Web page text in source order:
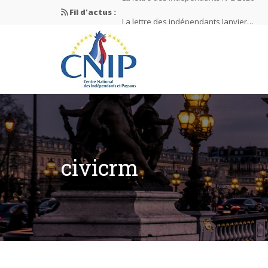
Fil d'actus :
La lettre des indépendants Juin…
Mission nationale ÉLECTIONS
La lettre des indépendants N°2-2026
civicrm